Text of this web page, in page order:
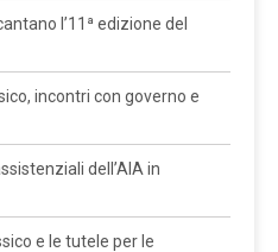
l’11ª edizione del
incontri con governo e
dell’AIA in
e le tutele per le